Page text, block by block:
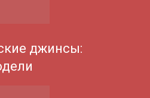
джинсы: